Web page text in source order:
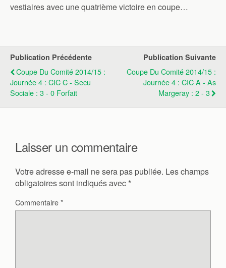
vestiaires avec une quatrième victoire en coupe…
Publication Précédente
Coupe Du Comité 2014/15 :
Journée 4 : CIC C - Secu
Sociale : 3 - 0 Forfait
Publication Suivante
Coupe Du Comité 2014/15 :
Journée 4 : CIC A - As
Margeray : 2 - 3
Laisser un commentaire
Votre adresse e-mail ne sera pas publiée. Les champs
obligatoires sont indiqués avec *
Commentaire*